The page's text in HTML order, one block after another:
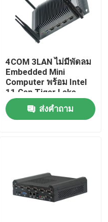
4COM 3LAN ไม่มีพัดลม
Embedded Mini
Computer พร้อม Intel
11 Gen Tiger Lake
6305 CPU
ส่งคำถาม